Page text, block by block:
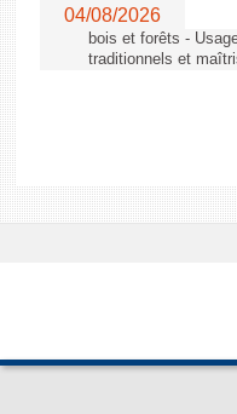
04/08/2026
bois et forêts -
traditionnels et